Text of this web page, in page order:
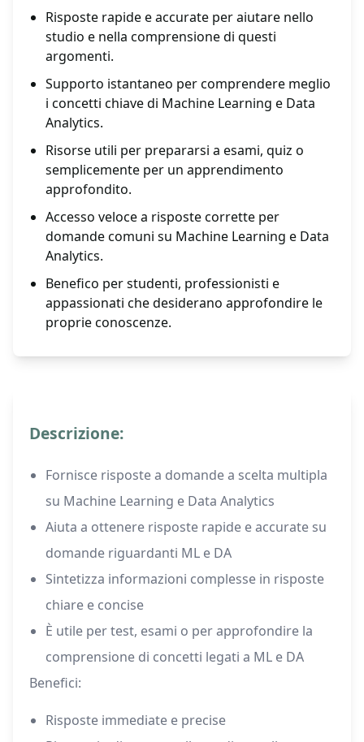
Risposte rapide e accurate per aiutare nello
studio e nella comprensione di questi
argomenti.
Supporto istantaneo per comprendere meglio
i concetti chiave di Machine Learning e Data
Analytics.
Risorse utili per prepararsi a esami, quiz o
semplicemente per un apprendimento
approfondito.
Accesso veloce a risposte corrette per
domande comuni su Machine Learning e Data
Analytics.
Benefico per studenti, professionisti e
appassionati che desiderano approfondire le
proprie conoscenze.
Descrizione:
Fornisce risposte a domande a scelta multipla
su Machine Learning e Data Analytics
Aiuta a ottenere risposte rapide e accurate su
domande riguardanti ML e DA
Sintetizza informazioni complesse in risposte
chiare e concise
È utile per test, esami o per approfondire la
comprensione di concetti legati a ML e DA
Benefici:
Risposte immediate e precise